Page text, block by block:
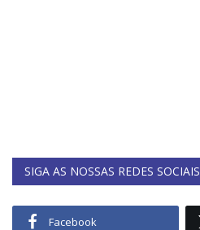
SIGA AS NOSSAS REDES SOCIAIS
Facebook